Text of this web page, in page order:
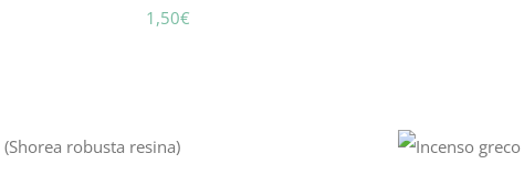
1,50€
CARRELLO